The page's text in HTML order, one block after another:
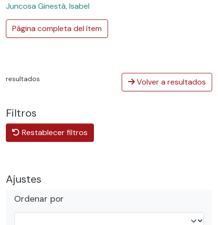
Juncosa Ginestà, Isabel
Página completa del ítem
resultados Volver a resultados
Filtros
Restablecer filtros
Ajustes
Ordenar por